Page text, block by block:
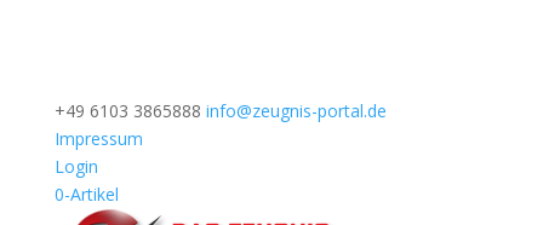
+49 6103 3865888 info@zeugnis-portal.de
Impressum
Login
0-Artikel